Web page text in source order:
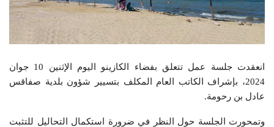
انعقدت جلسة عمل تتعلق بفضاء الكازينو اليوم الإثنين 10 جوان
2024، بإشراف الكاتب العام المكلف بتسيير شؤون بلدية صفاقس
عادل بن رحومة.
وتمحورت الجلسة حول النظر في ضرورة استكمال التحاليل للتثبت